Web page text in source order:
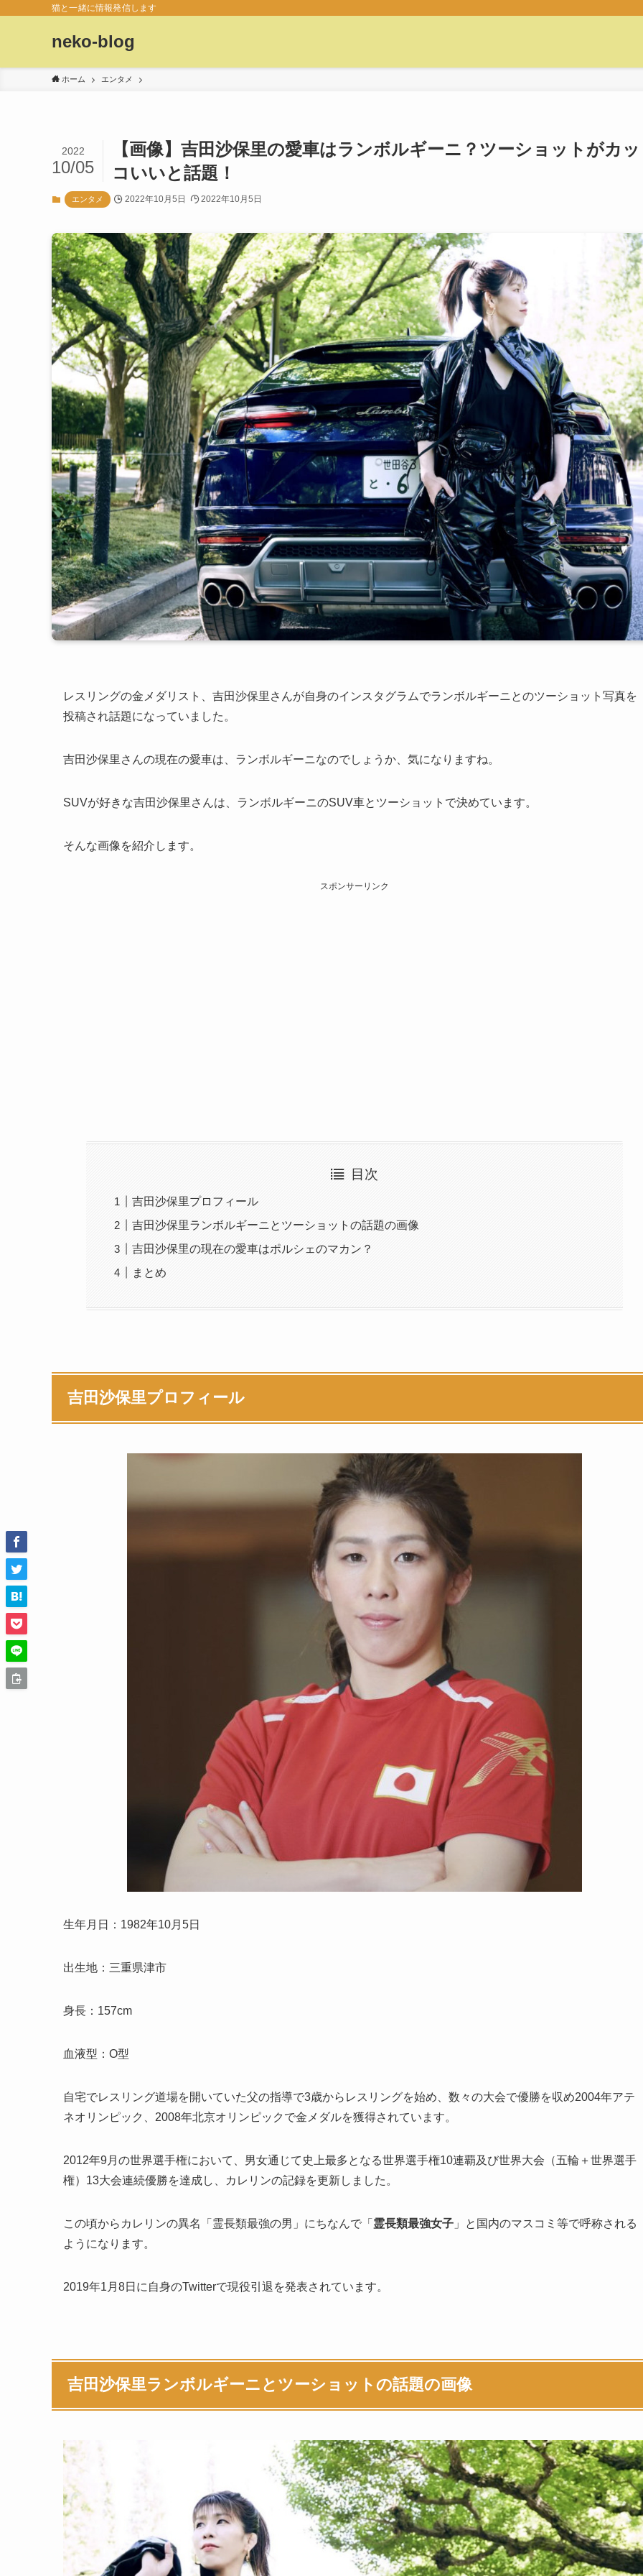
猫と一緒に情報発信します
neko-blog
ホーム エンタメ
【画像】吉田沙保里の愛車はランボルギーニ？ツーショットがカッ
コいいと話題！
2022
10/05
エンタメ 2022年10月5日 2022年10月5日
レスリングの金メダリスト、吉田沙保里さんが自身のインスタグラムでランボルギーニとのツーショット写真を
投稿され話題になっていました。
吉田沙保里さんの現在の愛車は、ランボルギーニなのでしょうか、気になりますね。
SUVが好きな吉田沙保里さんは、ランボルギーニのSUV車とツーショットで決めています。
そんな画像を紹介します。
スポンサーリンク
目次
吉田沙保里プロフィール
吉田沙保里ランボルギーニとツーショットの話題の画像
吉田沙保里の現在の愛車はポルシェのマカン？
まとめ
吉田沙保里プロフィール
生年月日：1982年10月5日
出生地：三重県津市
身長：157cm
血液型：O型
自宅でレスリング道場を開いていた父の指導で3歳からレスリングを始め、数々の大会で優勝を収め2004年アテ
ネオリンピック、2008年北京オリンピックで金メダルを獲得されています。
2012年9月の世界選手権において、男女通じて史上最多となる世界選手権10連覇及び世界大会（五輪＋世界選手
権）13大会連続優勝を達成し、カレリンの記録を更新しました。
この頃からカレリンの異名「霊長類最強の男」にちなんで「 霊長類最強女子 」と国内のマスコミ等で呼称される
ようになります。
2019年1月8日に自身のTwitterで現役引退を発表されています。
吉田沙保里ランボルギーニとツーショットの話題の画像